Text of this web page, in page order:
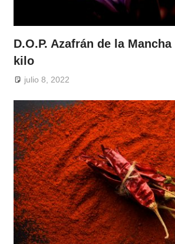
D.O.P. Azafrán de la Mancha
kilo
julio 8, 2022